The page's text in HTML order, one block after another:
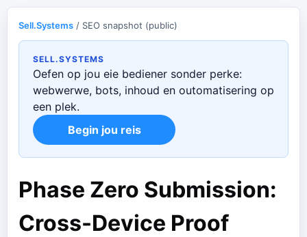
Sell.Systems / SEO snapshot (public)
SELL.SYSTEMS
Oefen op jou eie bediener sonder perke:
webwerwe, bots, inhoud en outomatisering op
een plek.
Begin jou reis
Phase Zero Submission:
Cross-Device Proof